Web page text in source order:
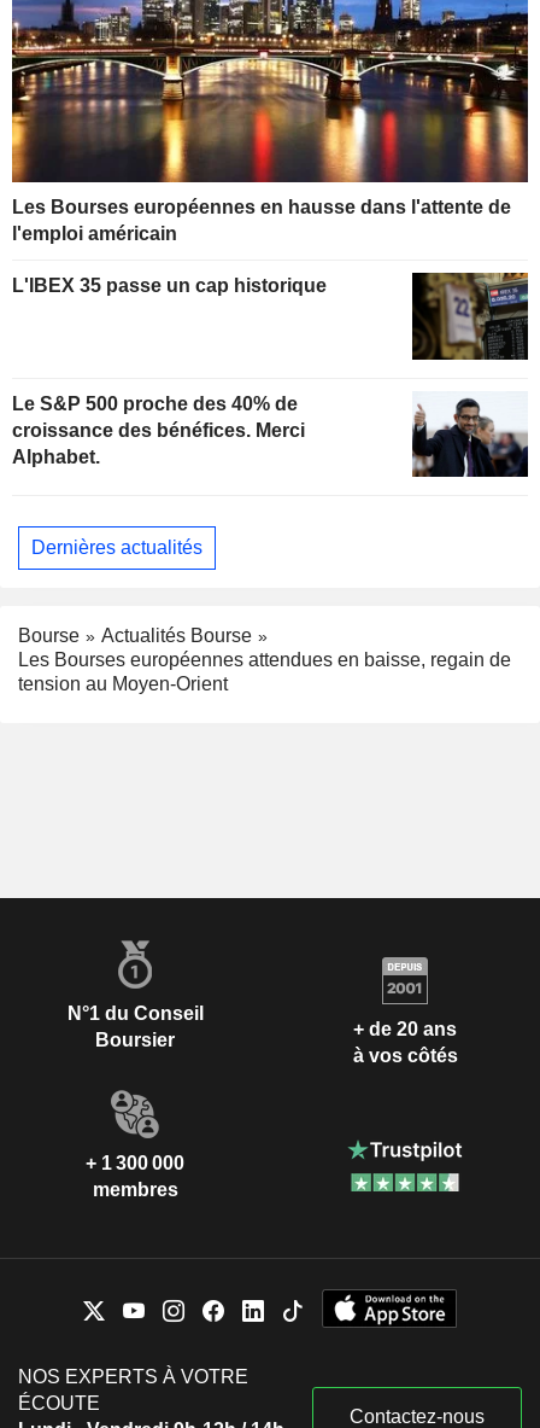
Les Bourses européennes en hausse dans l'attente de
l'emploi américain
L'IBEX 35 passe un cap historique
Le S&P 500 proche des 40% de
croissance des bénéfices. Merci
Alphabet.
Dernières actualités
Bourse
Actualités Bourse
Les Bourses européennes attendues en baisse, regain de
tension au Moyen-Orient
N°1 du Conseil
Boursier
+ de 20 ans
à vos côtés
+ 1 300 000
membres
NOS EXPERTS À VOTRE
ÉCOUTE
Contactez-nous